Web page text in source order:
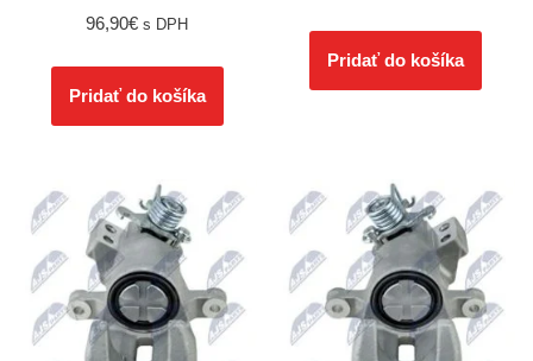
96,90€ s DPH
Pridať do košíka
Pridať do košíka